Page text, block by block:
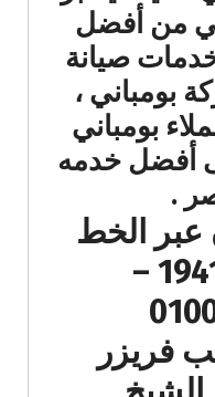
من أفضل
خدمات صيانة
بومباني ،
بومباني
أفضل خدمه
.
عبر الخط
الساخن 19418 –
فريزر